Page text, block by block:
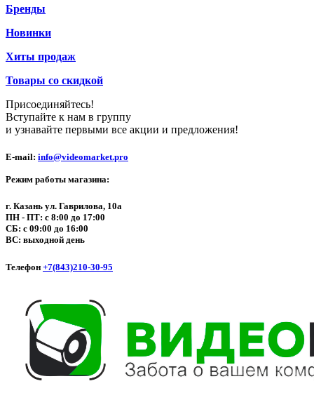
Бренды
Новинки
Хиты продаж
Товары со скидкой
Присоединяйтесь!
Вступайте к нам в группу
и узнавайте первыми все акции и предложения!
E-mail: info@videomarket.pro
Режим работы магазина:
г. Казань ул. Гаврилова, 10а
ПН - ПТ: с 8:00 до 17:00
СБ: с 09:00 до 16:00
ВС: выходной день
Телефон +7(843)210-30-95